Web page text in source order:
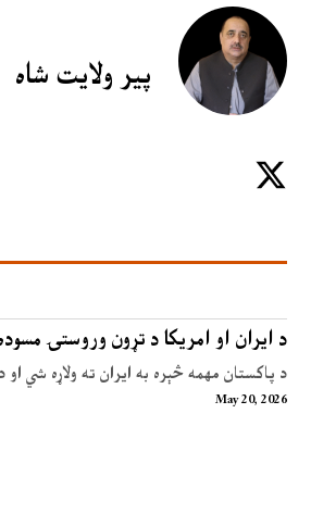
پیر ولایت شاہ
د ایران او امریکا د تړون وروستۍ
د پاکستان مهمه څېره به ایران ته ولاړه شي
May 20, 2026